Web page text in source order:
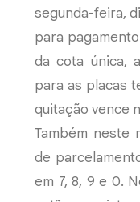
segunda-feira,
para
da cota única,
para as placas
quitação vence
Também neste
de
em 7, 8, 9 e 0.